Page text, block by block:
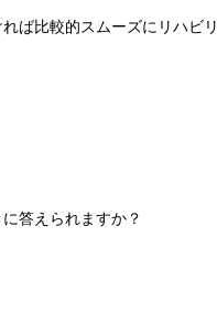
ば比較的スムーズにリハビ
答えられますか？